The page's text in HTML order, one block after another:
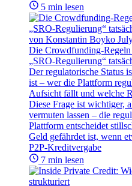
5 min lesen
von Konstantin Boyko
Die Crowdfunding-
„SRO-Regulierung“
Der regulatorische Status
ist – wer die Plattform
Aufsicht fällt und welche
Diese Frage ist wichtiger,
vermuten lassen – die
Plattform entscheidet
Geld gefährdet ist, wenn
P2P-Kreditvergabe
7 min lesen